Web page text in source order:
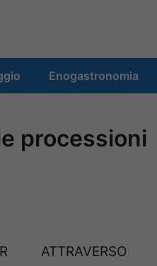
Enogastronomia
processioni
ATTRAVERSO